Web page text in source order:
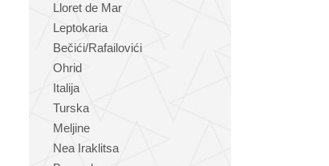
Lloret de Mar
Leptokaria
Bečići/Rafailovići
Ohrid
Italija
Turska
Meljine
Nea Iraklitsa